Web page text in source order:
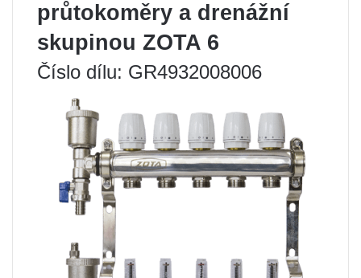
průtokoměry a drenážní
skupinou ZOTA 6
Číslo dílu: GR4932008006